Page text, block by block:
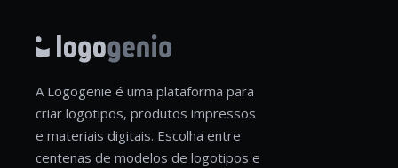
A Logogenie é uma plataforma para
criar logotipos, produtos impressos
e materiais digitais. Escolha entre
centenas de modelos de logotipos e